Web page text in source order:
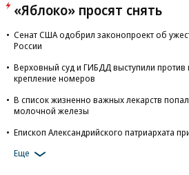
«Яблоко» просят снять
Сенат США одобрил законопроект об
России
Верховный суд и ГИБДД выступили против
крепление номеров
В список жизненно важных лекарств
молочной железы
Епископ Александрийского патриархата
Еще